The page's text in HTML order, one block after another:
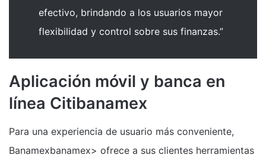
efectivo, brindando a los usuarios mayor
flexibilidad y control sobre sus finanzas.”
Aplicación móvil y banca en
línea Citibanamex
Para una experiencia de usuario más conveniente,
Banamexbanamex> ofrece a sus clientes herramientas